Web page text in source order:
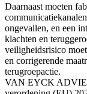
Daarnaast moeten
ongevallen, en een
klachten en
veiligheidsrisico
en corrigerende
terugroepactie.
VAN EYCK